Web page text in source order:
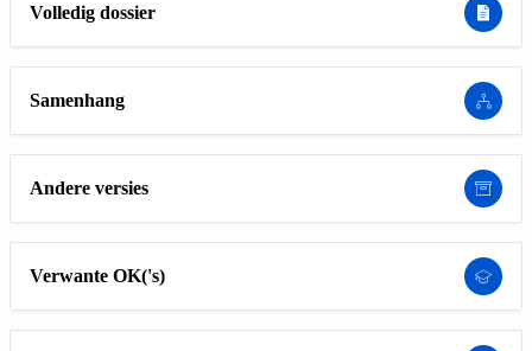
Volledig dossier
Samenhang
Andere versies
Verwante OK('s)